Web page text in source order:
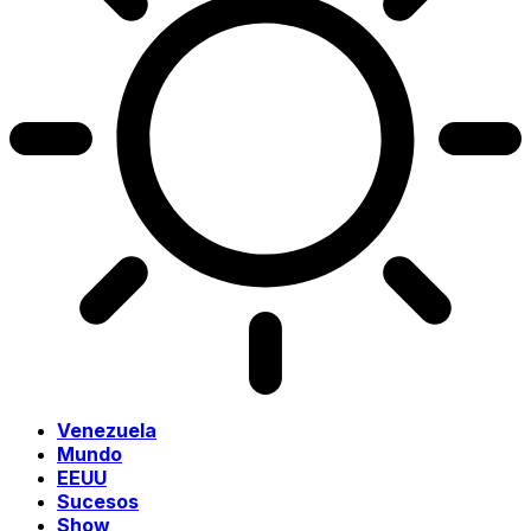
Venezuela
Mundo
EEUU
Sucesos
Show